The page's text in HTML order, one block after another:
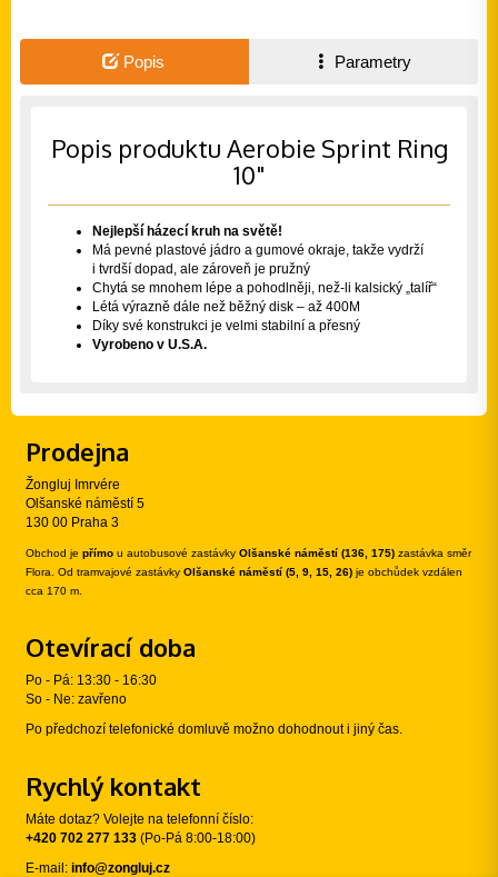
Popis Parametry
Popis produktu Aerobie Sprint Ring
10"
Nejlepší házecí kruh na světě!
Má pevné plastové jádro a gumové okraje, takže vydrží
i tvrdší dopad, ale zároveň je pružný
Chytá se mnohem lépe a pohodlněji, než-li kalsický „talíř“
Létá výrazně dále než běžný disk – až 400M
Díky své konstrukci je velmi stabilní a přesný
Vyrobeno v U.S.A.
Prodejna
Žongluj Imrvére
Olšanské náměstí 5
130 00 Praha 3
Obchod je přímo u autobusové zastávky Olšanské náměstí (136, 175) zastávka směr
Flora. Od tramvajové zastávky Olšanské náměstí (5, 9, 15, 26) je obchůdek vzdálen
cca 170 m.
Otevírací doba
Po - Pá: 13:30 - 16:30
So - Ne: zavřeno
Po předchozí telefonické domluvě možno dohodnout i jiný čas.
Rychlý kontakt
Máte dotaz? Volejte na telefonní číslo:
+420 702 277 133 (Po-Pá 8:00-18:00)
E-mail: info@zongluj.cz